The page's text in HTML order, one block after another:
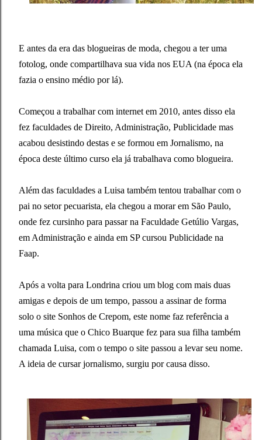
E antes da era das blogueiras de moda, chegou a ter uma
fotolog, onde compartilhava sua vida nos EUA (na época ela
fazia o ensino médio por lá).
Começou a trabalhar com internet em 2010, antes disso ela
fez faculdades de Direito, Administração, Publicidade mas
acabou desistindo destas e se formou em Jornalismo, na
época deste último curso ela já trabalhava como blogueira.
Além das faculdades a Luisa também tentou trabalhar com o
pai no setor pecuarista, ela chegou a morar em São Paulo,
onde fez cursinho para passar na Faculdade Getúlio Vargas,
em Administração e ainda em SP cursou Publicidade na
Faap.
Após a volta para Londrina criou um blog com mais duas
amigas e depois de um tempo, passou a assinar de forma
solo o site Sonhos de Crepom, este nome faz referência a
uma música que o Chico Buarque fez para sua filha também
chamada Luisa, com o tempo o site passou a levar seu nome.
A ideia de cursar jornalismo, surgiu por causa disso.